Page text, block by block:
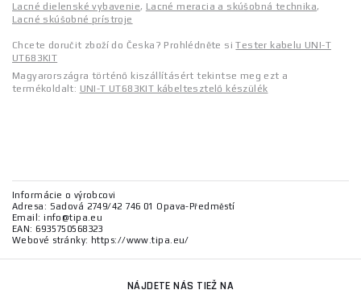
Lacné dielenské vybavenie, Lacné meracia a skúšobná technika,
Lacné skúšobné prístroje
Chcete doručit zboží do Česka? Prohlédněte siTester kabelu UNI-T
UT683KIT
Magyarországra történő kiszállításért tekintse meg ezt a
termékoldalt: UNI-T UT683KIT kábeltesztelő készülék
Informácie o výrobcovi
Adresa: Sadová 2749/42 746 01 Opava-Předměstí
Email: info@tipa.eu
EAN: 6935750568323
Webové stránky: https://www.tipa.eu/
NÁJDETE NÁS TIEŽ NA